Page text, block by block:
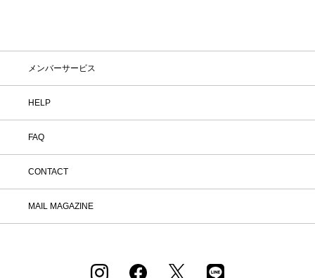
メンバーサービス
HELP
FAQ
CONTACT
MAIL MAGAZINE